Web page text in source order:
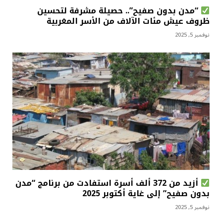
“مدن بدون صفيح”.. حصيلة مشرفة لتحسين
ظروف عيش مئات الآلاف من الأسر المغربية
نوفمبر 5, 2025
أزيد من 372 ألف أسرة استفادت من برنامج “مدن
بدون صفيح” إلى غاية أكتوبر 2025
نوفمبر 5, 2025